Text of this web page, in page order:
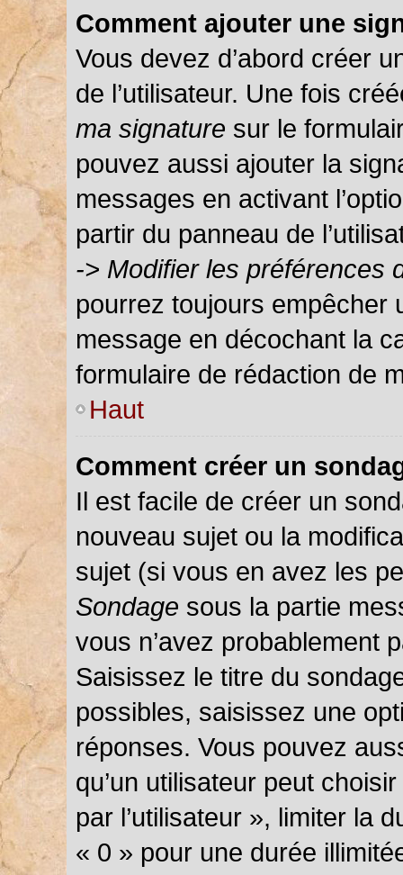
Comment ajouter une
Vous devez d’abord créer
de l’utilisateur. Une fois
ma signature sur le
pouvez aussi ajouter la
messages en activant
partir du panneau de
-> Modifier les préférences
pourrez toujours empêcher
message en décochant la
formulaire de rédaction de
Haut
Comment créer un
Il est facile de créer un
nouveau sujet ou la
sujet (si vous en avez les
Sondage sous la partie
vous n’avez probablement
Saisissez le titre du
possibles, saisissez une
réponses. Vous pouvez
qu’un utilisateur peut
par l’utilisateur », limiter la
« 0 » pour une durée